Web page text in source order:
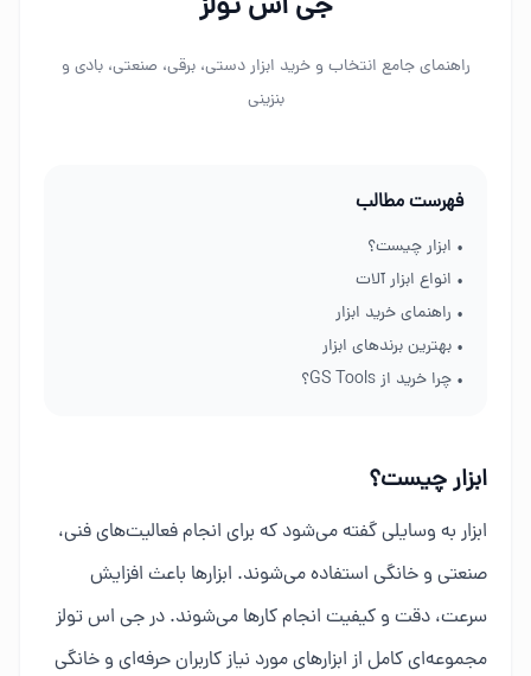
راهنمای جامع انتخاب و خرید ابزار دستی، برقی، صنعتی، بادی و
بنزینی
فهرست مطالب
• ابزار چیست؟
• انواع ابزار آلات
• راهنمای خرید ابزار
• بهترین برندهای ابزار
• چرا خرید از GS Tools؟
ابزار چیست؟
ابزار به وسایلی گفته می‌شود که برای انجام فعالیت‌های فنی،
صنعتی و خانگی استفاده می‌شوند. ابزارها باعث افزایش
سرعت، دقت و کیفیت انجام کارها می‌شوند. در جی اس تولز
مجموعه‌ای کامل از ابزارهای مورد نیاز کاربران حرفه‌ای و خانگی